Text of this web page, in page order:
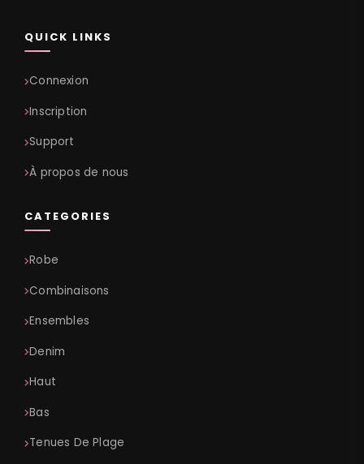
QUICK LINKS
Connexion
Inscription
Support
À propos de nous
CATEGORIES
Robe
Combinaisons
Ensembles
Denim
Haut
Bas
Tenues De Plage